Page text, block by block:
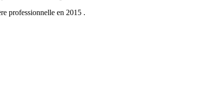
professionnelle en 2015 .